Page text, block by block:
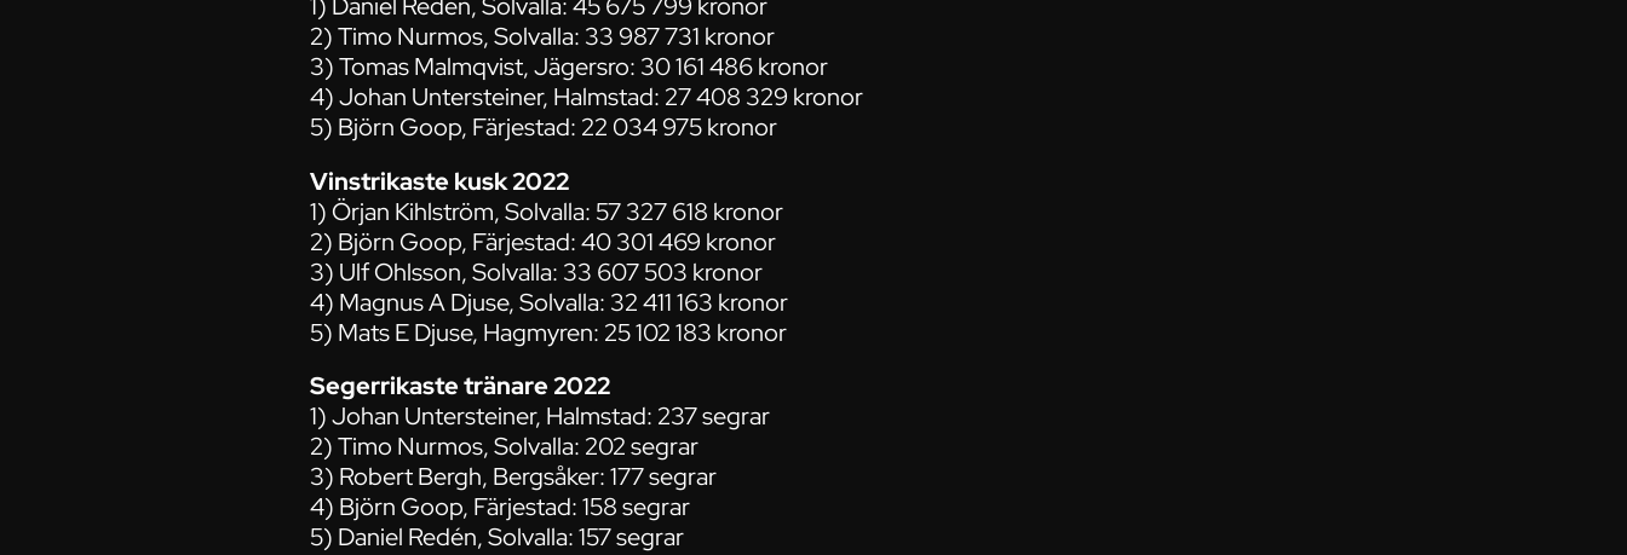
1) Daniel Redén, Solvalla: 45 675 799 kronor
2) Timo Nurmos, Solvalla: 33 987 731 kronor
3) Tomas Malmqvist, Jägersro: 30 161 486 kronor
4) Johan Untersteiner, Halmstad: 27 408 329 kronor
5) Björn Goop, Färjestad: 22 034 975 kronor
Vinstrikaste kusk 2022
1) Örjan Kihlström, Solvalla: 57 327 618 kronor
2) Björn Goop, Färjestad: 40 301 469 kronor
3) Ulf Ohlsson, Solvalla: 33 607 503 kronor
4) Magnus A Djuse, Solvalla: 32 411 163 kronor
5) Mats E Djuse, Hagmyren: 25 102 183 kronor
Segerrikaste tränare 2022
1) Johan Untersteiner, Halmstad: 237 segrar
2) Timo Nurmos, Solvalla: 202 segrar
3) Robert Bergh, Bergsåker: 177 segrar
4) Björn Goop, Färjestad: 158 segrar
5) Daniel Redén, Solvalla: 157 segrar